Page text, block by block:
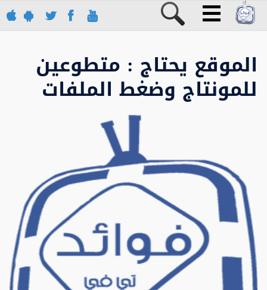
الموقع يحتاج : متطوعين
للمونتاج وضغط الملفات